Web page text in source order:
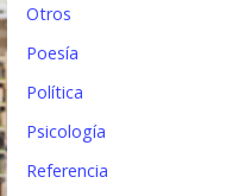
Otros
Poesía
Política
Psicología
Referencia